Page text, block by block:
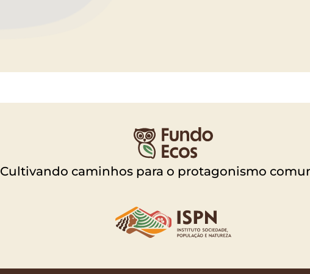
Cultivando caminhos para o protagonismo